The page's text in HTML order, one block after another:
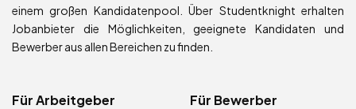
einem großen Kandidatenpool. Über Studentknight erhalten
Jobanbieter die Möglichkeiten, geeignete Kandidaten und
Bewerber aus allen Bereichen zu finden.
Für Arbeitgeber Für Bewerber